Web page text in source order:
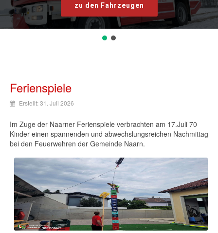
zu den Fahrzeugen
Ferienspiele
Erstellt: 31. Juli 2026
Im Zuge der Naarner Ferienspiele verbrachten am 17.Juli 70
Kinder einen spannenden und abwechslungsreichen Nachmittag
bei den Feuerwehren der Gemeinde Naarn.